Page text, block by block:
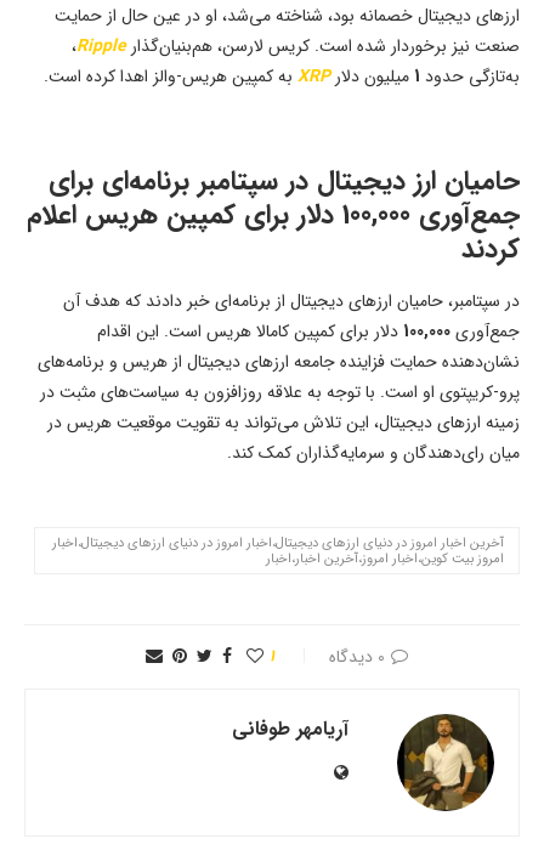
ارزهای دیجیتال خصمانه بود، شناخته می‌شد، او در عین حال از حمایت
صنعت نیز برخوردار شده است. کریس لارسن، هم‌بنیان‌گذارRipple،
به‌تازگی حدود 1 میلیون دلارXRP به کمپین هریس-والز اهدا کرده است.
حامیان ارز دیجیتال در سپتامبر برنامه‌ای برای
جمع‌آوری 100,000 دلار برای کمپین هریس اعلام
کردند
در سپتامبر، حامیان ارزهای دیجیتال از برنامه‌ای خبر دادند که هدف آن
جمع‌آوری100,000 دلار برای کمپین کامالا هریس است. این اقدام
نشان‌دهنده حمایت فزاینده جامعه ارزهای دیجیتال از هریس و برنامه‌های
پرو-کریپتوی او است. با توجه به علاقه روزافزون به سیاست‌های مثبت در
زمینه ارزهای دیجیتال، این تلاش می‌تواند به تقویت موقعیت هریس در
میان رای‌دهندگان و سرمایه‌گذاران کمک کند.
آخرین اخبار امروز در دنیای ارزهای دیجیتال،اخبار امروز در دنیای ارزهای دیجیتال،اخبار
امروز بیت کوین،اخبار امروز،آخرین اخبار،اخبار
0 دیدگاه 1
آریامهر طوفانی